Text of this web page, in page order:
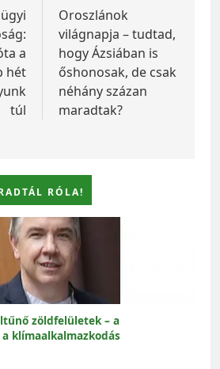
a
hét
túl
Oroszlánok
világnapja – tudtad,
hogy Ázsiában is
őshonosak, de csak
néhány százan
maradtak?
RÓLA!
zöldfelületek – a
klímaalkalmazkodás